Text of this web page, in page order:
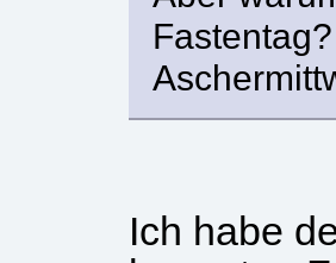
Ich habe